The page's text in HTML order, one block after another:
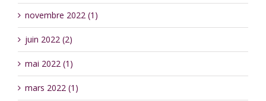
novembre 2022 (1)
juin 2022 (2)
mai 2022 (1)
mars 2022 (1)